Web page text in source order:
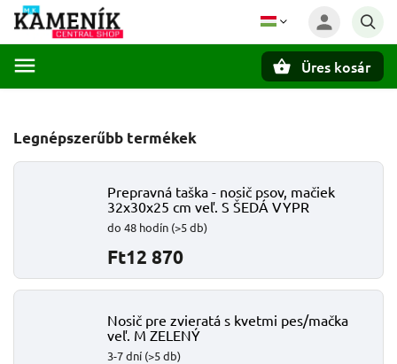
Üres kosár
Legnépszerűbb termékek
Prepravná taška - nosič psov, mačiek
32x30x25 cm veľ. S ŠEDÁ VYPR
do 48 hodín (>5 db)
Ft12 870
Nosič pre zvieratá s kvetmi pes/mačka
veľ. M ZELENÝ
3-7 dní (>5 db)